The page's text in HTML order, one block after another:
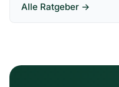
Alle Ratgeber →